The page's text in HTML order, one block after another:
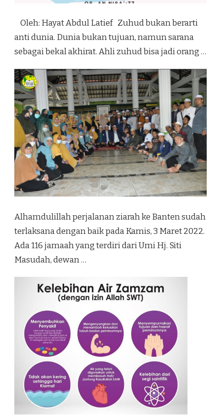
Oleh: Hayat Abdul Latief Zuhud bukan berarti
anti dunia. Dunia bukan tujuan, namun sarana
sebagai bekal akhirat. Ahli zuhud bisa jadi orang …
Alhamdulillah perjalanan ziarah ke Banten sudah
terlaksana dengan baik pada Kamis, 3 Maret 2022.
Ada 116 jamaah yang terdiri dari Umi Hj. Siti
Masudah, dewan …